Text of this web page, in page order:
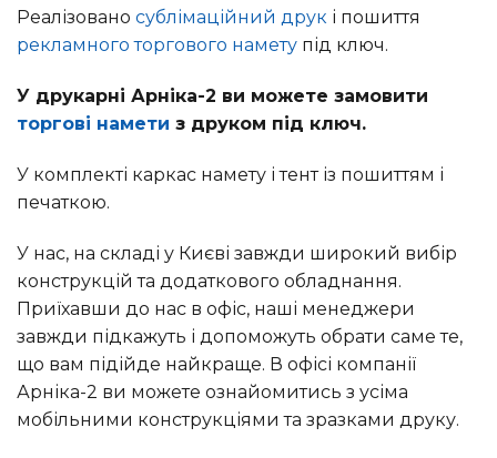
Реалізовано сублімаційний друк і пошиття
рекламного торгового намету під ключ.
У друкарні Арніка-2 ви можете замовити
торгові намети з друком під ключ.
У комплекті каркас намету і тент із пошиттям і
печаткою.
У нас, на складі у Києві завжди широкий вибір
конструкцій та додаткового обладнання.
Приїхавши до нас в офіс, наші менеджери
завжди підкажуть і допоможуть обрати саме те,
що вам підійде найкраще. В офісі компанії
Арніка-2 ви можете ознайомитись з усіма
мобільними конструкціями та зразками друку.